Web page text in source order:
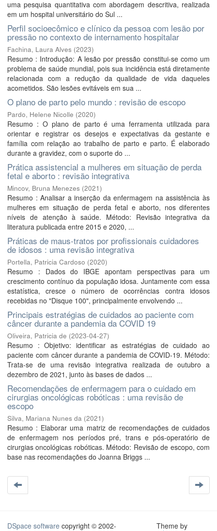
uma pesquisa quantitativa com abordagem descritiva, realizada
em um hospital universitário do Sul ...
Perfil socioecômico e clínico da pessoa com lesão por
pressão no contexto de internamento hospitalar
Fachina, Laura Alves (2023)
Resumo : Introdução: A lesão por pressão constitui-se como um
problema de saúde mundial, pois sua incidência está diretamente
relacionada com a redução da qualidade de vida daqueles
acometidos. São lesões evitáveis em sua ...
O plano de parto pelo mundo : revisão de escopo
Pardo, Helene Nicolle (2020)
Resumo : O plano de parto é uma ferramenta utilizada para
orientar e registrar os desejos e expectativas da gestante e
família com relação ao trabalho de parto e parto. É elaborado
durante a gravidez, com o suporte do ...
Prática assistencial a mulheres em situação de perda
fetal e aborto : revisão integrativa
Mincov, Bruna Menezes (2021)
Resumo : Analisar a inserção da enfermagem na assistência às
mulheres em situação de perda fetal e aborto, nos diferentes
níveis de atenção à saúde. Método: Revisão integrativa da
literatura publicada entre 2015 e 2020, ...
Práticas de maus-tratos por profissionais cuidadores
de idosos : uma revisão integrativa
Portella, Patricia Cardoso (2020)
Resumo : Dados do IBGE apontam perspectivas para um
crescimento contínuo da população idosa. Juntamente com essa
estatística, cresce o número de ocorrências contra idosos
recebidas no "Disque 100", principalmente envolvendo ...
Principais estratégias de cuidados ao paciente com
câncer durante a pandemia da COVID 19
Oliveira, Patricia de (2023-04-27)
Resumo : Objetivo: identificar as estratégias de cuidado ao
paciente com câncer durante a pandemia de COVID-19. Método:
Trata-se de uma revisão integrativa realizada de outubro a
dezembro de 2021, junto às bases de dados ...
Recomendações de enfermagem para o cuidado em
cirurgias oncológicas robóticas : uma revisão de
escopo
Silva, Mariana Nunes da (2021)
Resumo : Elaborar uma matriz de recomendações de cuidados
de enfermagem nos períodos pré, trans e pós-operatório de
cirurgias oncológicas robóticas. Método: Revisão de escopo, com
base nas recomendações do Joanna Briggs ...
DSpace software copyright © 2002-
Theme by